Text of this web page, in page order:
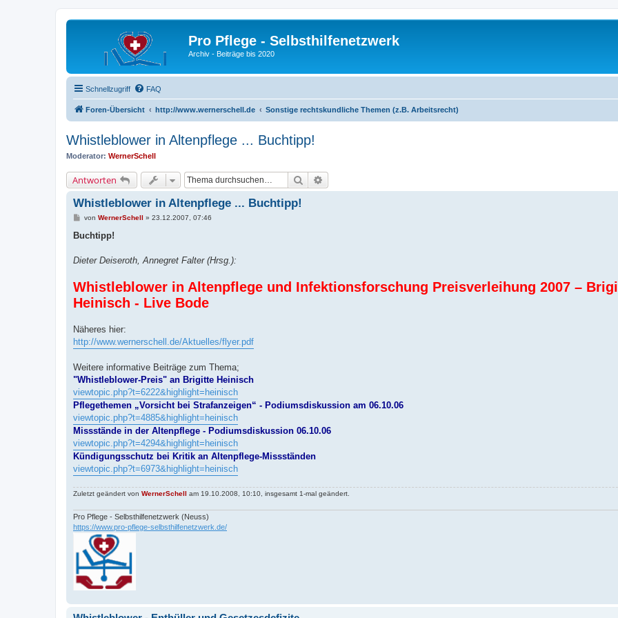
Pro Pflege - Selbsthilfenetzwerk
Archiv - Beiträge bis 2020
Schnellzugriff FAQ
Foren-Übersicht http://www.wernerschell.de Sonstige rechtskundliche Themen (z.B. Arbeitsrecht)
Whistleblower in Altenpflege ... Buchtipp!
Moderator: WernerSchell
Antworten Suche
Whistleblower in Altenpflege ... Buchtipp!
B
i
a
von WernerSchell » 23.12.2007, 07:46
Buchtipp!
Dieter Deiseroth, Annegret Falter (Hrsg.):
Whistleblower in Altenpflege und Infektionsforschung Preisverleihung 2007 –
Heinisch - Live Bode
Näheres hier:
http://www.wernerschell.de/Aktuelles/flyer.pdf
Weitere informative Beiträge zum Thema;
"Whistleblower-Preis" an Brigitte Heinisch
viewtopic.php?t=6222&highlight=heinisch
Pflegethemen „Vorsicht bei Strafanzeigen“ - Podiumsdiskussion am 06.10.06
viewtopic.php?t=4885&highlight=heinisch
Missstände in der Altenpflege - Podiumsdiskussion 06.10.06
viewtopic.php?t=4294&highlight=heinisch
Kündigungsschutz bei Kritik an Altenpflege-Missständen
viewtopic.php?t=6973&highlight=heinisch
Zuletzt geändert von WernerSchell am 19.10.2008, 10:10, insgesamt 1-mal geändert.
Pro Pflege - Selbsthilfenetzwerk (Neuss)
https://www.pro-pflege-selbsthilfenetzwerk.de/